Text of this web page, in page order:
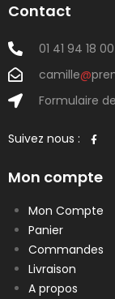
Contact
01 41 94 18 00
camille@
Formulaire
Suivez nous :
Mon compte
Mon Compte
Panier
Commandes
Livraison
A propos